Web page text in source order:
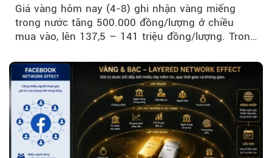
Giá vàng hôm nay (4-8) ghi nhận vàng miếng
trong nước tăng 500.000 đồng/lượng ở chiều
mua vào, lên 137,5 – 141 triệu đồng/lượng. Trong
trì trên ngưỡng 4.000 USD/ounce.